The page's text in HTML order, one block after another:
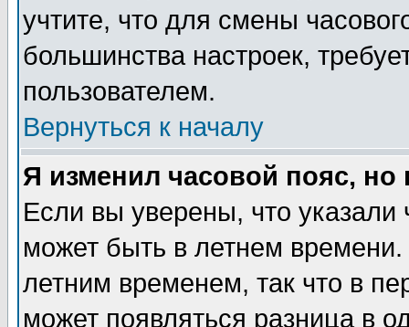
учтите, что для смены
большинства настроек,
пользователем.
Вернуться к началу
Я изменил часовой пояс,
Если вы уверены, что указали
может быть в летнем
летним временем, так что в
может появляться разница в